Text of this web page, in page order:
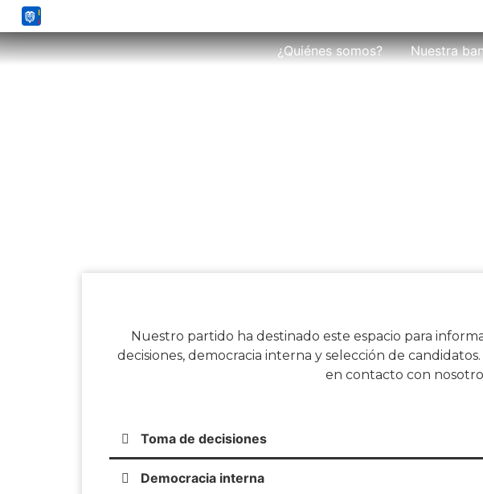
¿Quiénes somos? Nuestra
Nuestro partido ha destinado este espacio para
decisiones, democracia interna y selección de
en contacto con
Toma de decisiones
Democracia interna